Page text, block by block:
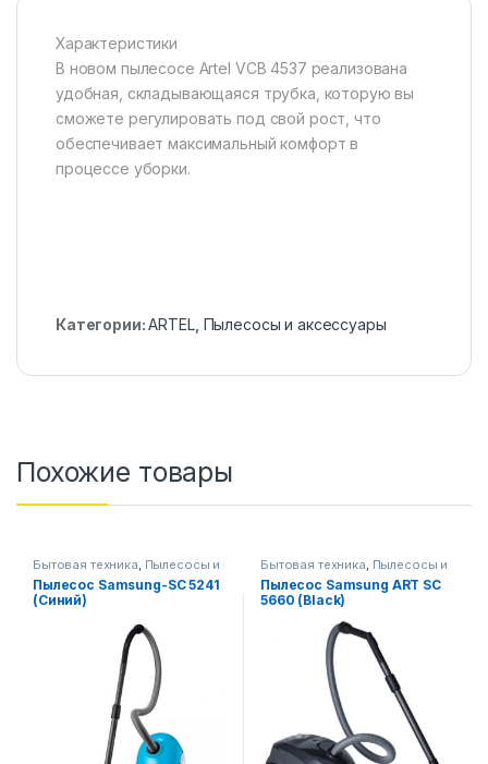
Характеристики
В новом пылесосе Artel VCB 4537 реализована
удобная, складывающаяся трубка, которую вы
сможете регулировать под свой рост, что
обеспечивает максимальный комфорт в
процессе уборки.
Категории:ARTEL, Пылесосы и аксессуары
Похожие товары
Бытовая техника, Пылесосы и
аксессуары
Пылесос Samsung-SC 5241
(Синий)
Бытовая техника, Пылесосы и
аксессуары
Пылесос Samsung ART SC
5660 (Black)